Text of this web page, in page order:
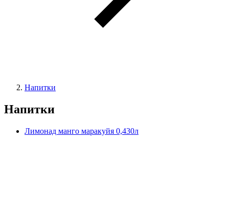
Напитки
Напитки
Лимонад манго маракуйя 0,430л